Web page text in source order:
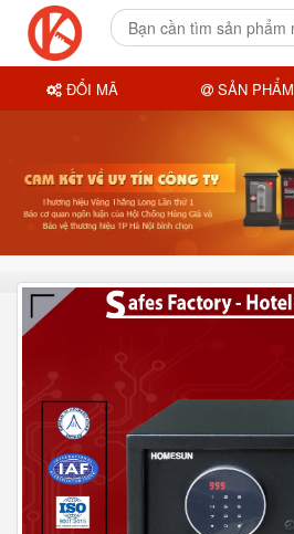
ĐỔI MÃ SẢN PHẨM